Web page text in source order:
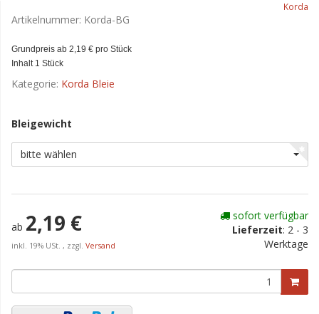
Korda
Artikelnummer: Korda-BG
Grundpreis ab 2,19 € pro Stück
Inhalt 1 Stück
Kategorie: Korda Bleie
Bleigewicht
bitte wählen
ab 2,19 €
inkl. 19% USt. , zzgl. Versand
sofort verfügbar
Lieferzeit: 2 - 3
Werktage